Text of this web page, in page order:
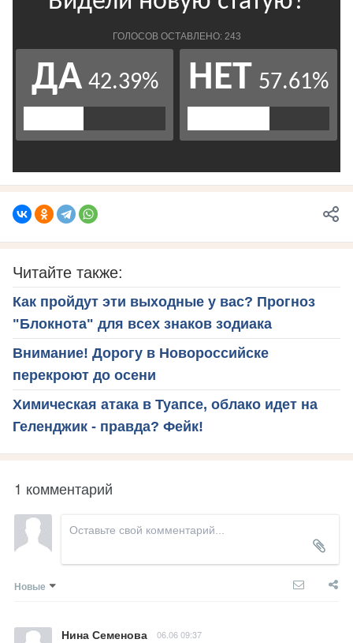
Читайте также:
Как пройдут эти выходные у вас? Прогноз
"Блокнота" для всех знаков зодиака
Внимание! Дорогу в Новороссийске
перекроют до осени
Химическая атака в Туапсе, облако идет на
Геленджик - правда? Фейк!
1 комментарий
Новые
Нина Семенова 06.06 09:37